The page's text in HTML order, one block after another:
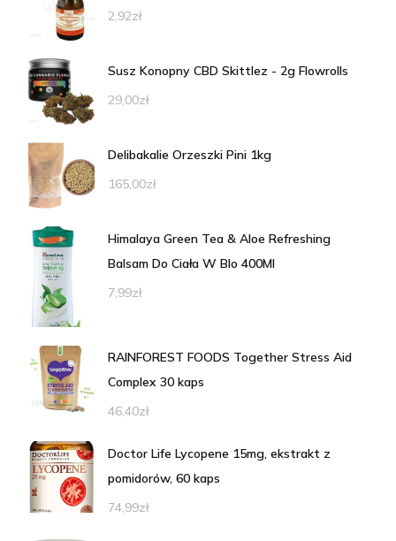
2,92zł
Susz Konopny CBD Skittlez - 2g Flowrolls
29,00zł
Delibakalie Orzeszki Pini 1kg
165,00zł
Himalaya Green Tea & Aloe Refreshing
Balsam Do Ciała W Blo 400Ml
7,99zł
RAINFOREST FOODS Together Stress Aid
Complex 30 kaps
46,40zł
Doctor Life Lycopene 15mg, ekstrakt z
pomidorów, 60 kaps
74,99zł